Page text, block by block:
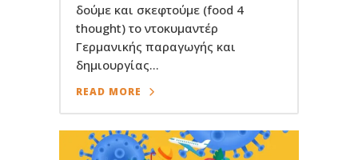
δούμε και σκεφτούμε (food 4
thought) το ντοκυμαντέρ
Γερμανικής παραγωγής και
δημιουργίας...
READ MORE